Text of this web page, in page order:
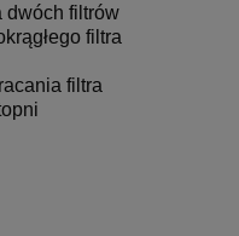
dwóch filtrów
filtra
filtra